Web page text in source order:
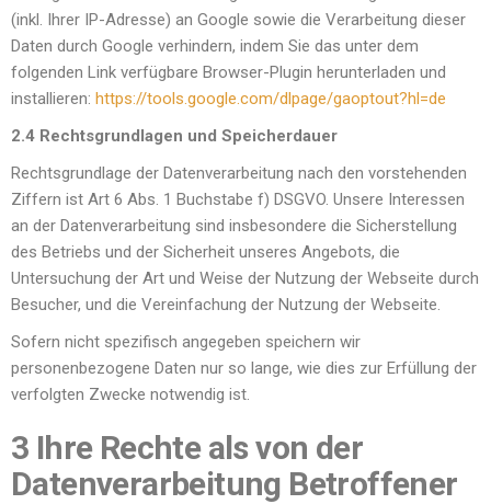
(inkl. Ihrer IP-Adresse) an Google sowie die Verarbeitung dieser
Daten durch Google verhindern, indem Sie das unter dem
folgenden Link verfügbare Browser-Plugin herunterladen und
installieren: https://tools.google.com/dlpage/gaoptout?hl=de
2.4 Rechtsgrundlagen und Speicherdauer
Rechtsgrundlage der Datenverarbeitung nach den vorstehenden
Ziffern ist Art 6 Abs. 1 Buchstabe f) DSGVO. Unsere Interessen
an der Datenverarbeitung sind insbesondere die Sicherstellung
des Betriebs und der Sicherheit unseres Angebots, die
Untersuchung der Art und Weise der Nutzung der Webseite durch
Besucher, und die Vereinfachung der Nutzung der Webseite.
Sofern nicht spezifisch angegeben speichern wir
personenbezogene Daten nur so lange, wie dies zur Erfüllung der
verfolgten Zwecke notwendig ist.
3 Ihre Rechte als von der
Datenverarbeitung Betroffener